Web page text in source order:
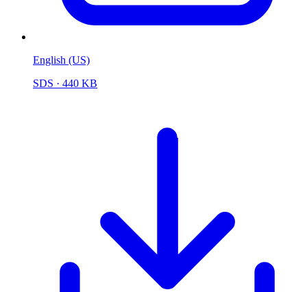
English (US)
SDS · 440 KB